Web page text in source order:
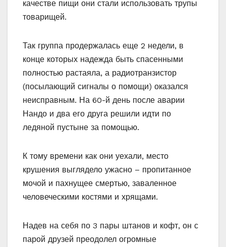
качестве пищи они стали использовать трупы
товарищей.
Так группа продержалась еще 2 недели, в
конце которых надежда быть спасенными
полностью растаяла, а радиотранзистор
(посылающий сигналы о помощи) оказался
неисправным. На 60-й день после аварии
Нандо и два его друга решили идти по
ледяной пустыне за помощью.
К тому времени как они уехали, место
крушения выглядело ужасно – пропитанное
мочой и пахнущее смертью, заваленное
человеческими костями и хрящами.
Надев на себя по 3 пары штанов и кофт, он с
парой друзей преодолел огромные